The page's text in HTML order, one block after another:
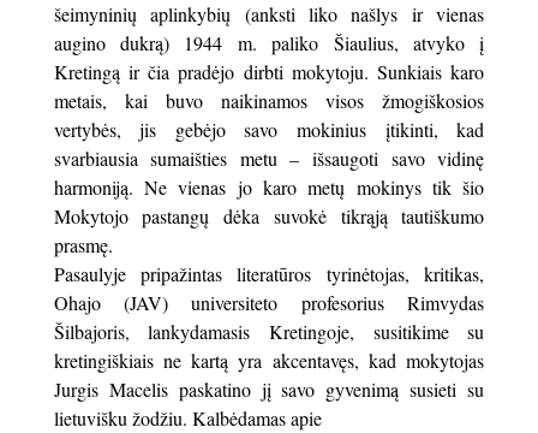
šeimyninių aplinkybių (anksti liko našlys ir vienas
augino dukrą) 1944 m. paliko Šiaulius, atvyko į
Kretingą ir čia pradėjo dirbti mokytoju. Sunkiais karo
metais, kai buvo naikinamos visos žmogiškosios
vertybės, jis gebėjo savo mokinius įtikinti, kad
svarbiausia sumaišties metu – išsaugoti savo vidinę
harmoniją. Ne vienas jo karo metų mokinys tik šio
Mokytojo pastangų dėka suvokė tikrąją tautiškumo
prasmę.
Pasaulyje pripažintas literatūros tyrinėtojas, kritikas,
Ohajo (JAV) universiteto profesorius Rimvydas
Šilbajoris, lankydamasis Kretingoje, susitikime su
kretingiškiais ne kartą yra akcentavęs, kad mokytojas
Jurgis Macelis paskatino jį savo gyvenimą susieti su
lietuvišku žodžiu. Kalbėdamas apie